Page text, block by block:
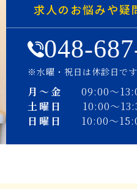
求人のお悩みや
048-
※水曜・祝日は休診日で
月〜金
09:00〜
土曜日
10:00〜
日曜日
10:00〜